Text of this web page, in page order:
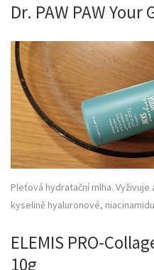
Dr. PAW PAW
Pleťová hydratační mlha.
kyselině hyaluronové,
ELEMIS PRO-
10g